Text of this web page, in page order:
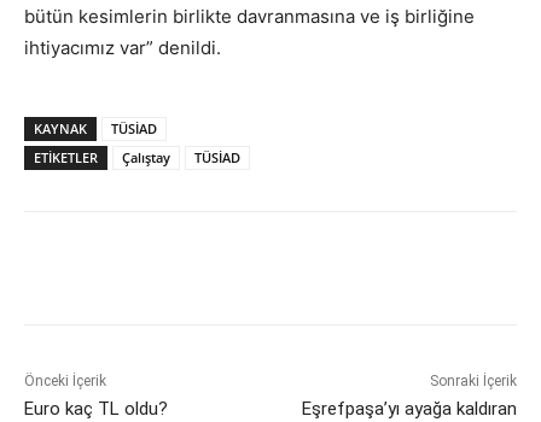
bütün kesimlerin birlikte davranmasına ve iş birliğine
ihtiyacımız var” denildi.
KAYNAK
TÜSİAD
ETİKETLER
Çalıştay TÜSİAD
Önceki İçerik
Euro kaç TL oldu?
Sonraki İçerik
Eşrefpaşa’yı ayağa kaldıran